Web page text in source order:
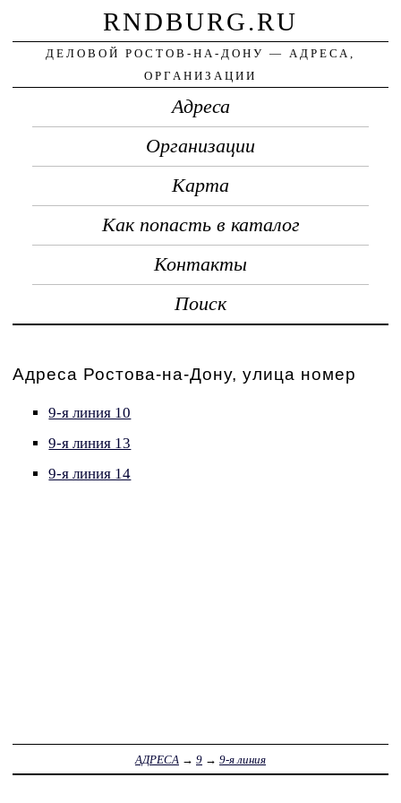
RNDBURG.RU
ДЕЛОВОЙ РОСТОВ-НА-ДОНУ — АДРЕСА,
ОРГАНИЗАЦИИ
Адреса
Организации
Карта
Как попасть в каталог
Контакты
Поиск
Адреса Ростова-на-Дону, улица номер
9-я линия 10
9-я линия 13
9-я линия 14
АДРЕСА → 9 → 9-я линия